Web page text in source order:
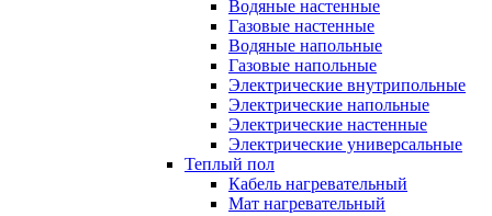
Водяные настенные
Газовые настенные
Водяные напольные
Газовые напольные
Электрические внутрипольные
Электрические напольные
Электрические настенные
Электрические универсальные
Теплый пол
Кабель нагревательный
Мат нагревательный